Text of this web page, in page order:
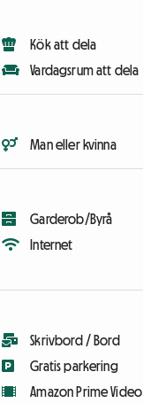
Kök att dela
Vardagsrum att dela
Man eller kvinna
Garderob/Byrå
Internet
Skrivbord / Bord
Gratis parkering
Amazon Prime Video